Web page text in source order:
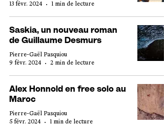
13 févr. 2024
1 min de lecture
Saskia, un nouveau roman
de Guillaume Desmurs
Pierre-Gaël Pasquiou
9 févr. 2024
2 min de lecture
Alex Honnold en free solo au
Maroc
Pierre-Gaël Pasquiou
5 févr. 2024
1 min de lecture